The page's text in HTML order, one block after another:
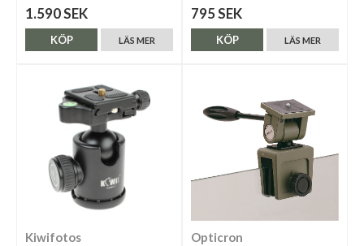
1.590 SEK
LÄS MER
KÖP
795 SEK
LÄS MER
KÖP
Kiwifotos Opticron